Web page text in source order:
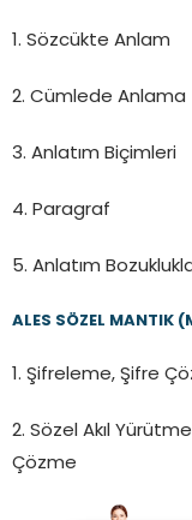
1. Sözcükte Anlam
2. Cümlede Anlama
3. Anlatım Biçimleri
4. Paragraf
5. Anlatım
ALES SÖZEL
1. Şifreleme, Şifre
2. Sözel Akıl
Çözme